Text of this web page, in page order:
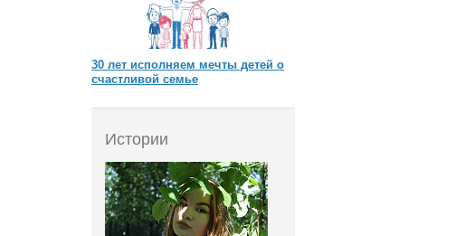
30 лет исполняем мечты детей о
счастливой семье
Истории